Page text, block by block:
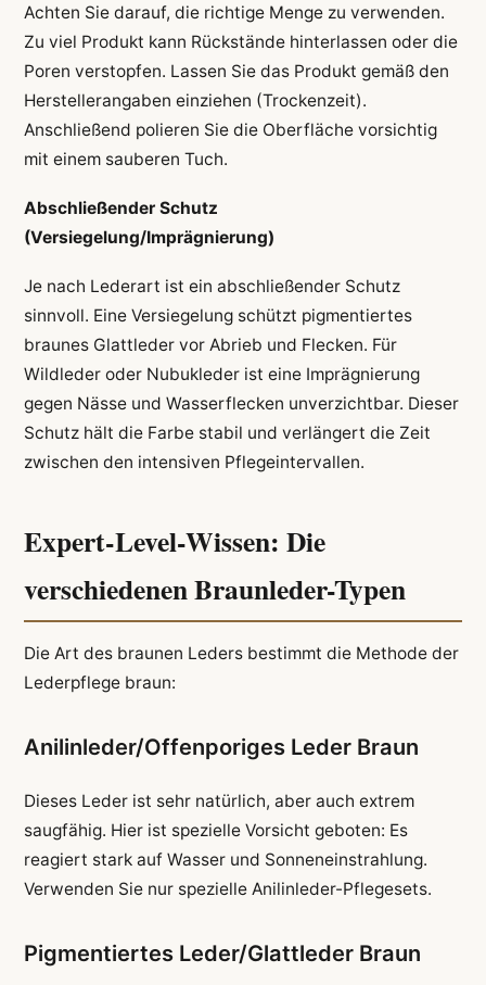
Achten Sie darauf, die richtige Menge zu verwenden.
Zu viel Produkt kann Rückstände hinterlassen oder die
Poren verstopfen. Lassen Sie das Produkt gemäß den
Herstellerangaben einziehen (Trockenzeit).
Anschließend polieren Sie die Oberfläche vorsichtig
mit einem sauberen Tuch.
Abschließender Schutz
(Versiegelung/Imprägnierung)
Je nach Lederart ist ein abschließender Schutz
sinnvoll. Eine Versiegelung schützt pigmentiertes
braunes Glattleder vor Abrieb und Flecken. Für
Wildleder oder Nubukleder ist eine Imprägnierung
gegen Nässe und Wasserflecken unverzichtbar. Dieser
Schutz hält die Farbe stabil und verlängert die Zeit
zwischen den intensiven Pflegeintervallen.
Expert-Level-Wissen: Die
verschiedenen Braunleder-Typen
Die Art des braunen Leders bestimmt die Methode der
Lederpflege braun:
Anilinleder/Offenporiges Leder Braun
Dieses Leder ist sehr natürlich, aber auch extrem
saugfähig. Hier ist spezielle Vorsicht geboten: Es
reagiert stark auf Wasser und Sonneneinstrahlung.
Verwenden Sie nur spezielle Anilinleder-Pflegesets.
Pigmentiertes Leder/Glattleder Braun